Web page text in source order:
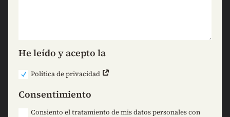
He leído y acepto la
Política de privacidad
Consentimiento
Consiento el tratamiento de mis datos personales con